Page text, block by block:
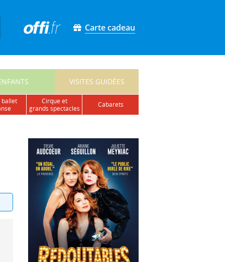
Carte cadeau
VISITES GUIDÉES
ballet
cirque et
grands spectacles
cabarets